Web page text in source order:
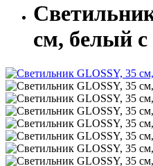
см, белый с